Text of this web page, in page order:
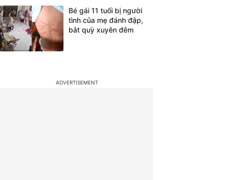
Bé gái 11 tuổi bị người
tình của mẹ đánh đập,
bắt quỳ xuyên đêm